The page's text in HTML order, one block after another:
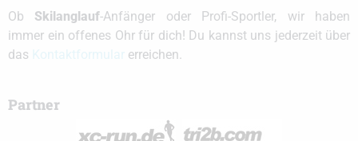
Ob Skilanglauf-Anfänger oder Profi-Sportler, wir haben
immer ein offenes Ohr für dich! Du kannst uns jederzeit über
das
erreichen.
Partner